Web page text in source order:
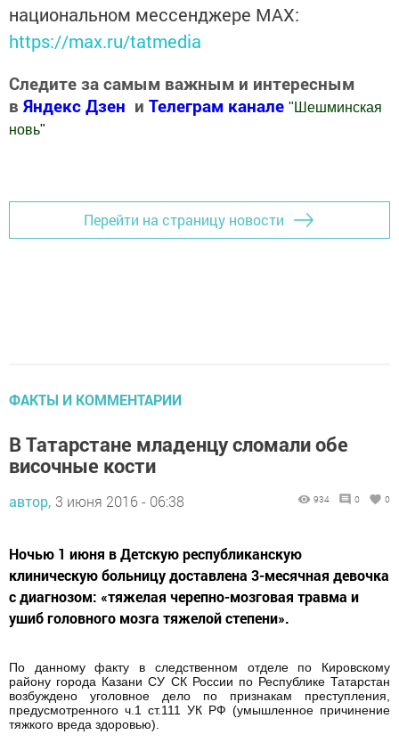
национальном мессенджере MАХ:
https://max.ru/tatmedia
Следите за самым важным и интересным
в Яндекс Дзен и Телеграм канале " Шешминская
новь"
Перейти на страницу новости
ФАКТЫ И КОММЕНТАРИИ
В Татарстане младенцу сломали обе
височные кости
автор, 3 июня 2016 - 06:38 934 0 0
Ночью 1 июня в Детскую республиканскую
клиническую больницу доставлена 3-месячная девочка
с диагнозом: «тяжелая черепно-мозговая травма и
ушиб головного мозга тяжелой степени».
По данному факту в следственном отделе по Кировскому
району города Казани СУ СК России по Республике Татарстан
возбуждено уголовное дело по признакам преступления,
предусмотренного ч.1 ст.111 УК РФ (умышленное причинение
тяжкого вреда здоровью).